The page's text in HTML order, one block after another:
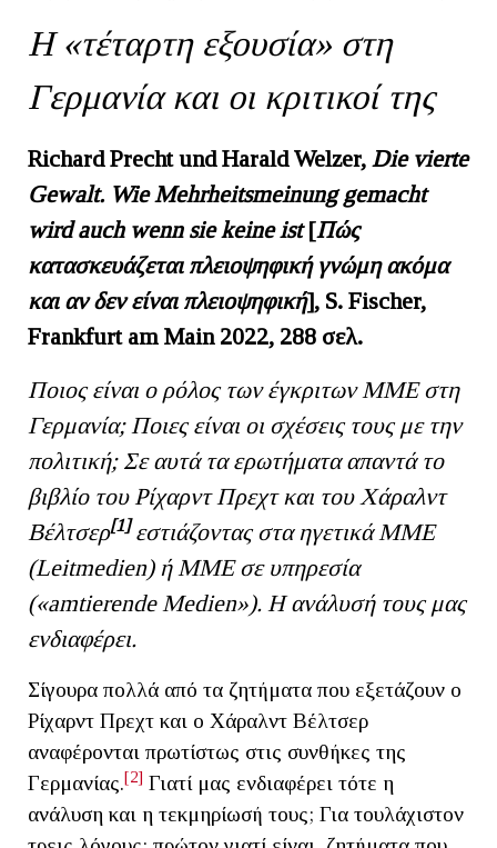
Η «τέταρτη εξουσία» στη
Γερμανία και οι κριτικοί της
Richard Precht und Harald Welzer, Die vierte
Gewalt. Wie Mehrheitsmeinung gemacht
wird auch wenn sie keine ist[Πώς
κατασκευάζεταιπλειοψηφικήγνώμηακόμα
καιανδενείναιπλειοψηφική], S. Fischer,
Frankfurt am Main 2022, 288 σελ.
Ποιος είναι ο ρόλος των έγκριτων ΜΜΕ στη
Γερμανία; Ποιες είναι οι σχέσεις τους με την
πολιτική; Σε αυτά τα ερωτήματα απαντά το
βιβλίο του Ρίχαρντ Πρεχτ και του Χάραλντ
Βέλτσερ[1]εστιάζοντας στα ηγετικά ΜΜΕ
(Leitmedien) ή ΜΜΕ σε υπηρεσία
(«amtierendeMedien»). Η ανάλυσή τους μας
ενδιαφέρει.
Σίγουρα πολλά από τα ζητήματα που εξετάζουν ο
Ρίχαρντ Πρεχτ και ο Χάραλντ Βέλτσερ
αναφέρονται πρωτίστως στις συνθήκες της
Γερμανίας.[2] Γιατί μας ενδιαφέρει τότε η
ανάλυση και η τεκμηρίωσή τους; Για τουλάχιστον